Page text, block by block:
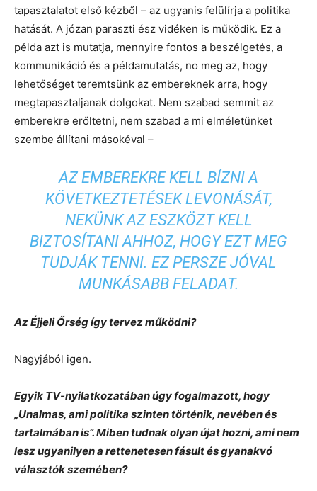
tapasztalatot első kézből – az ugyanis felülírja a politika
hatását. A józan paraszti ész vidéken is működik. Ez a
példa azt is mutatja, mennyire fontos a beszélgetés, a
kommunikáció és a példamutatás, no meg az, hogy
lehetőséget teremtsünk az embereknek arra, hogy
megtapasztaljanak dolgokat. Nem szabad semmit az
emberekre erőltetni, nem szabad a mi elméletünket
szembe állítani másokéval –
AZ EMBEREKRE KELL BÍZNI A
KÖVETKEZTETÉSEK LEVONÁSÁT,
NEKÜNK AZ ESZKÖZT KELL
BIZTOSÍTANI AHHOZ, HOGY EZT MEG
TUDJÁK TENNI. EZ PERSZE JÓVAL
MUNKÁSABB FELADAT.
Az Éjjeli Őrség így tervez működni?
Nagyjából igen.
Egyik TV-nyilatkozatában úgy fogalmazott, hogy
„Unalmas, ami politika szinten történik, nevében és
tartalmában is”. Miben tudnak olyan újat hozni, ami nem
lesz ugyanilyen a rettenetesen fásult és gyanakvó
választók szemében?